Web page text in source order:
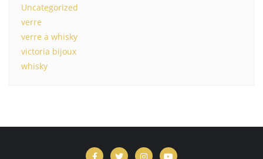
Uncategorized
verre
verre a whisky
victoria bijoux
whisky